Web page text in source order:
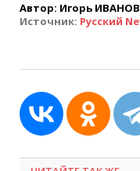
Автор: Игорь
Источник: Русский